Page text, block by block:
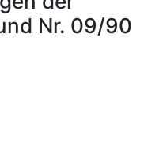
Nr. 09/90